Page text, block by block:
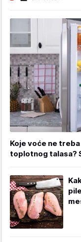
Koje voće ne
toplotnog talasa?